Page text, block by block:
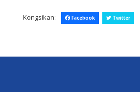
Kongsikan: Facebook Twitter